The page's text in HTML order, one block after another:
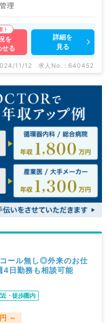
理
を
せる
詳細を
見る
11/12 求人No. : 640452
コール無し◎外来のお仕
日勤務も相談可能
・徒歩圏内
～